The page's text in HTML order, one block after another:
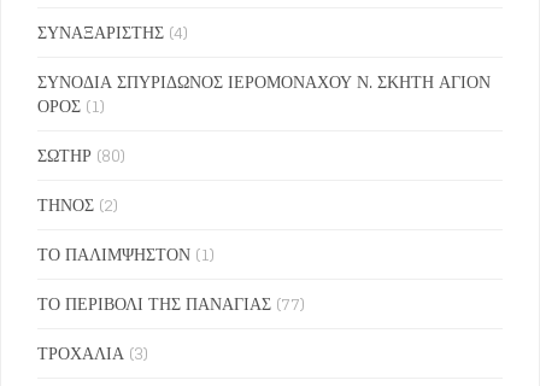
ΣΥΝΑΞΑΡΙΣΤΗΣ (4)
ΣΥΝΟΔΙΑ ΣΠΥΡΙΔΩΝΟΣ ΙΕΡΟΜΟΝΑΧΟΥ Ν. ΣΚΗΤΗ ΑΓΙΟΝ
ΟΡΟΣ (1)
ΣΩΤΗΡ (80)
ΤΗΝΟΣ (2)
ΤΟ ΠΑΛΙΜΨΗΣΤΟΝ (1)
ΤΟ ΠΕΡΙΒΟΛΙ ΤΗΣ ΠΑΝΑΓΙΑΣ (77)
ΤΡΟΧΑΛΙΑ (3)